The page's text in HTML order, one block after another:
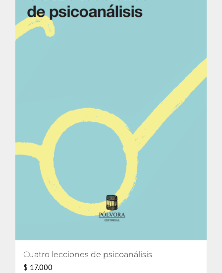
Cuatro lecciones de psicoanálisis
$ 17.000